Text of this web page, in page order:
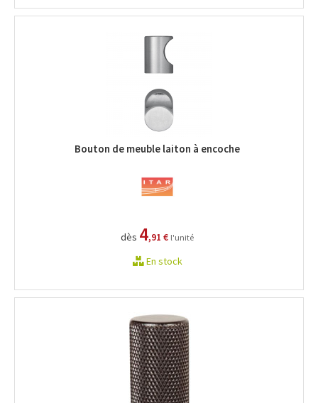
Bouton de meuble laiton à encoche
dès 4,91 € l'unité
En stock